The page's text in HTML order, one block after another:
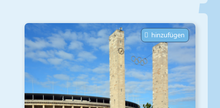
hinzufügen